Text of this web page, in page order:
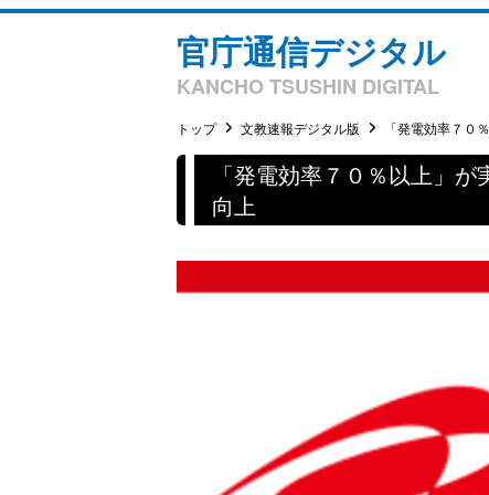
官庁通信デジタル
KANCHO TSUSHIN DIGITAL
トップ 文教速報デジタル版 「発電効率７
「発電効率７０％以上」
向上